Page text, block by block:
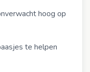
hoog op
te helpen